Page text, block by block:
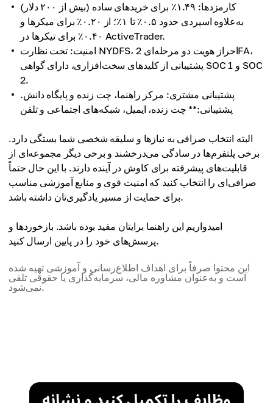
کارمزدها: ۱.۴۹٪ برای خریدهای ساده (بیش از ۲۰۰ دلار)
به‌علاوه اسپردی حدود ۰.۵٪ تا ۱٪؛ از ۰.۲۰٪ برای میکرها و
۰.۴۰٪ برای تیکرها در ActiveTrader.
امنیت: تحت نظارت NYDFS، احراز هویت دو مرحله‌ای 2FA،
پشتیبانی از کلیدهای سخت‌افزاری، دارای گواهی SOC 1 و SOC
2.
پشتیبانی مشتری: مرکز راهنما، چت زنده و پایگاه دانش.
پشتیبانی:** چت زنده، ایمیل، شبکه‌های اجتماعی و تلفن
البته انتخاب صرافی به نیازها و سلیقه شخصی شما بستگی دارد.
برخی پلتفرم‌ها در سادگی می‌درخشند و برخی دیگر مجموعه‌ای از
قابلیت‌های پیشرفته برای کاوش در آینده دارند. با این حال حتماً
صرافی‌ای را انتخاب کنید که امنیت قوی و منابع آموزشی مناسب
برای حمایت از مسیر یادگیری‌تان داشته باشد.
امیدواریم این راهنما برایتان مفید بوده باشد. بازخوردها و
پرسش‌های خود را در پایین ارسال کنید.
این محتوا صرفاً برای اهداف اطلاع‌رسانی و آموزشی تهیه شده
است و به‌عنوان مشاوره مالی، سرمایه‌گذاری یا حقوقی تلقی
نمی‌شود.